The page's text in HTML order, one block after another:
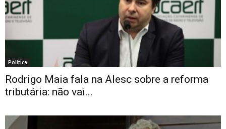
Política
Rodrigo Maia fala na Alesc sobre a reforma
tributária: não vai...